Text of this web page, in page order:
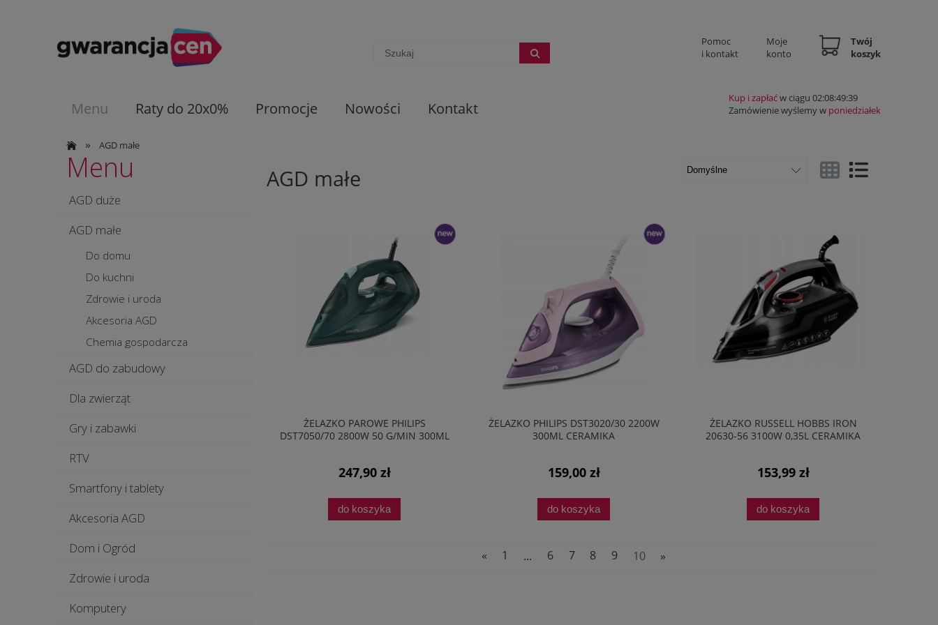
Pomoc
i kontakt
Moje
konto
Twój
koszyk
Menu Raty do 20x0% Promocje Nowości Kontakt
Kup i zapłaćw ciągu 02:08:49:38
Zamówienie wyślemy w poniedziałek
» AGD małe
Menu
AGD duże
AGD małe
Do domu
Do kuchni
Zdrowie i uroda
Akcesoria AGD
Chemia gospodarcza
AGD do zabudowy
Dla zwierząt
Gry i zabawki
RTV
Smartfony i tablety
Akcesoria AGD
Dom i Ogród
Zdrowie i uroda
Komputery
AGD małe Widok ze zdjęciem
Widok pełny
ŻELAZKO PAROWE PHILIPS
DST7050/70 2800W 50 G/MIN 300ML
247,90 zł
do koszyka
ŻELAZKO PHILIPS DST3020/30 2200W
300ML CERAMIKA
159,00 zł
do koszyka
ŻELAZKO RUSSELL HOBBS IRON
20630-56 3100W 0,35L CERAMIKA
153,99 zł
do koszyka
« 1 ... 6 7 8 9 10 »